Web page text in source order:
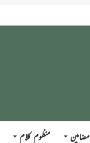
مضامین منظوم کلام